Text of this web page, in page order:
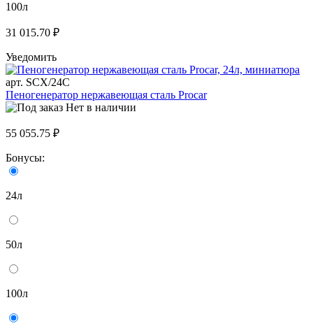
100л
31 015.70 ₽
Уведомить
арт. SCX/24C
Пеногенератор нержавеющая сталь Procar
Нет в наличии
55 055.75 ₽
Бонусы:
24л
50л
100л